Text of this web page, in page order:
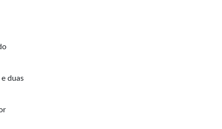
duas